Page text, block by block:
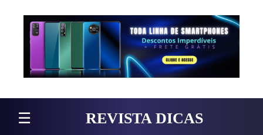
Pular para o conteúdo
☰ REVISTA DICAS